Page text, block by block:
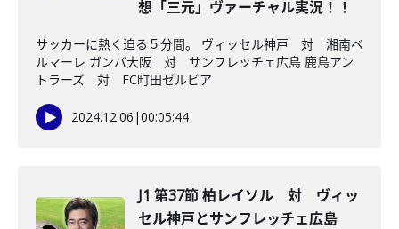
想「三元」ヴァーチャル実況！！
サッカーに熱く迫る５分間。 ヴィッセル神戸 対 湘南ベ
ルマーレ ガンバ大阪 対 サンフレッチェ広島 鹿島アン
トラーズ 対 FC町田ゼルビア
2024.12.06 |00:05:44
J1 第37節 柏レイソル 対 ヴィッ
セル神戸とサンフレッチェ広島